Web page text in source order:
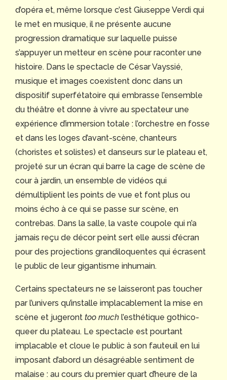
d’opéra et, même lorsque c’est Giuseppe Verdi qui
le met en musique, il ne présente aucune
progression dramatique sur laquelle puisse
s’appuyer un metteur en scène pour raconter une
histoire. Dans le spectacle de César Vayssié,
musique et images coexistent donc dans un
dispositif superfétatoire qui embrasse l’ensemble
du théâtre et donne à vivre au spectateur une
expérience d’immersion totale : l’orchestre en fosse
et dans les loges d’avant-scène, chanteurs
(choristes et solistes) et danseurs sur le plateau et,
projeté sur un écran qui barre la cage de scène de
cour à jardin, un ensemble de vidéos qui
démultiplient les points de vue et font plus ou
moins écho à ce qui se passe sur scène, en
contrebas. Dans la salle, la vaste coupole qui n’a
jamais reçu de décor peint sert elle aussi d’écran
pour des projections grandiloquentes qui écrasent
le public de leur gigantisme inhumain.
Certains spectateurs ne se laisseront pas toucher
par l’univers qu’installe implacablement la mise en
scène et jugeront too much l’esthétique gothico-
queer du plateau. Le spectacle est pourtant
implacable et cloue le public à son fauteuil en lui
imposant d’abord un désagréable sentiment de
malaise : au cours du premier quart d’heure de la